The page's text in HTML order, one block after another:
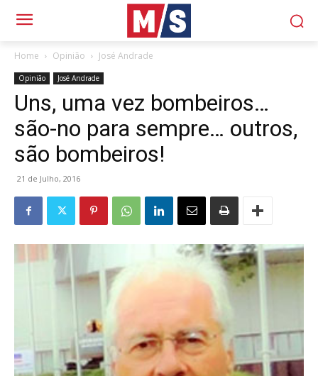
Home Opinião José Andrade
Opinião José Andrade
Uns, uma vez bombeiros…
são-no para sempre… outros,
são bombeiros!
21 de Julho, 2016